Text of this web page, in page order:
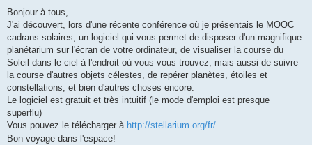
s
a
g
Bonjour à tous,
J'ai découvert, lors d'une récente conférence où je présentais le MOOC
cadrans solaires, un logiciel qui vous permet de disposer d'un magnifique
planétarium sur l'écran de votre ordinateur, de visualiser la course du
Soleil dans le ciel à l'endroit où vous vous trouvez, mais aussi de suivre
la course d'autres objets célestes, de repérer planètes, étoiles et
constellations, et bien d'autres choses encore.
Le logiciel est gratuit et très intuitif (le mode d'emploi est presque
superflu)
Vous pouvez le télécharger à http://stellarium.org/fr/
Bon voyage dans l'espace!